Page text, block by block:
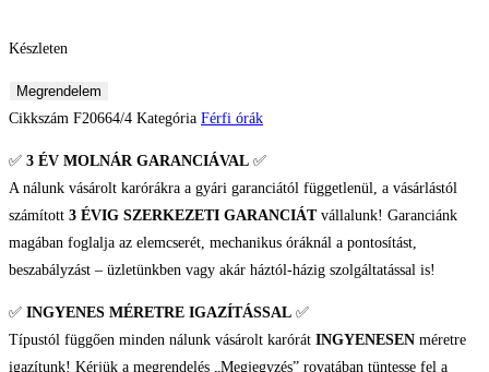
Készleten
Festina
F20664/4
karóra
Megrendelem
Cikkszám F20664/4 Kategória Férfi órák
✅ 3 ÉV MOLNÁR GARANCIÁVAL ✅
A nálunk vásárolt karórákra a gyári garanciától függetlenül, a vásárlástól
számított 3 ÉVIG SZERKEZETI GARANCIÁTvállalunk! Garanciánk
magában foglalja az elemcserét, mechanikus óráknál a pontosítást,
beszabályzást – üzletünkben vagy akár háztól-házig szolgáltatással is!
✅ INGYENES MÉRETRE IGAZÍTÁSSAL ✅
Típustól függően minden nálunk vásárolt karórát INGYENESEN méretre
igazítunk! Kérjük a megrendelés „Megjegyzés” rovatában tüntesse fel a